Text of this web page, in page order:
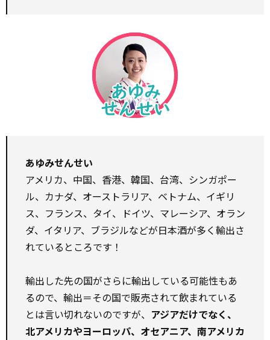
あゆみせんせい
アメリカ、中国、香港、韓国、台湾、シンガポー
ル、カナダ、オーストラリア、ベトナム、イギリ
ス、フランス、タイ、ドイツ、マレーシア、オラン
ダ、イタリア、ブラジルなどが日本酒が多く輸出さ
れているところです！
輸出した先の国がさらに輸出している可能性もあ
るので、輸出＝その国で販売されて飲まれている
とは言い切れないのですが、 アジアだけでなく、
北アメリカやヨーロッパ、オセアニア、南アメリカ